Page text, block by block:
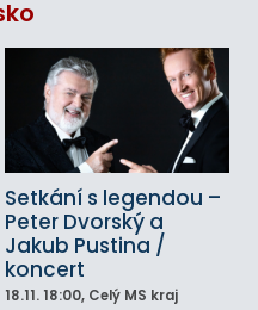
Setkání s legendou –
Peter Dvorský a
Jakub Pustina /
koncert
18.11. 18:00, Celý MS kraj